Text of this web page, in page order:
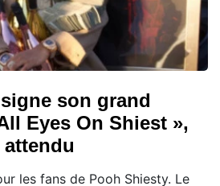
son grand
Eyes On Shiest »,
les fans de Pooh Shiesty. Le